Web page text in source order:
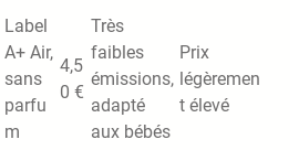
Label
A+ Air,
sans
parfu
m
4,5
0 €
Très
faibles
émissions,
adapté
aux bébés
Prix
légèremen
t élevé